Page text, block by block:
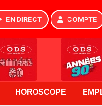
EN DIRECT COMPTE
HOROSCOPE